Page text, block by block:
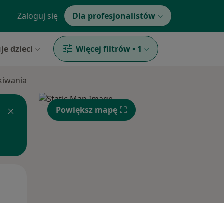
Zaloguj się Dla profesjonalistów
dzieci Więcej filtrów • 1
Powiększ mapę